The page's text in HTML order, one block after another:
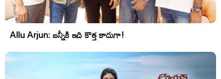
Allu Arjun: బన్నీకి ఇది కొత్త కాదుగా!